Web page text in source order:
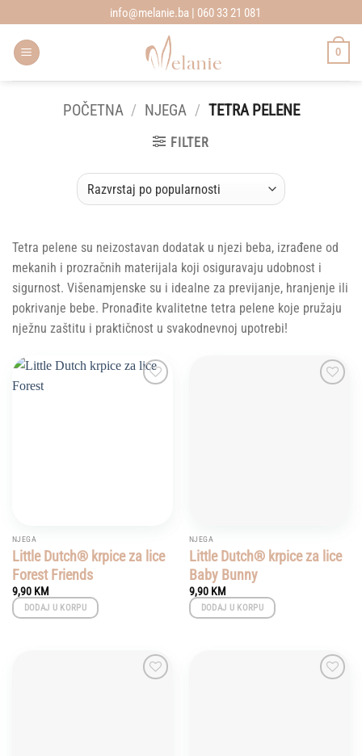
to
content
info@melanie.ba | 060 33 21 081
0
POČETNA / NJEGA / TETRA PELENE
FILTER
Tetra pelene su neizostavan dodatak u njezi beba, izrađene od
mekanih i prozračnih materijala koji osiguravaju udobnost i
sigurnost. Višenamjenske su i idealne za previjanje, hranjenje ili
pokrivanje bebe. Pronađite kvalitetne tetra pelene koje pružaju
nježnu zaštitu i praktičnost u svakodnevnoj upotrebi!
NJEGA
Little Dutch® krpice za lice
Forest Friends
9,90 KM
DODAJ U KORPU
NJEGA
Little Dutch® krpice za lice
Baby Bunny
9,90 KM
DODAJ U KORPU